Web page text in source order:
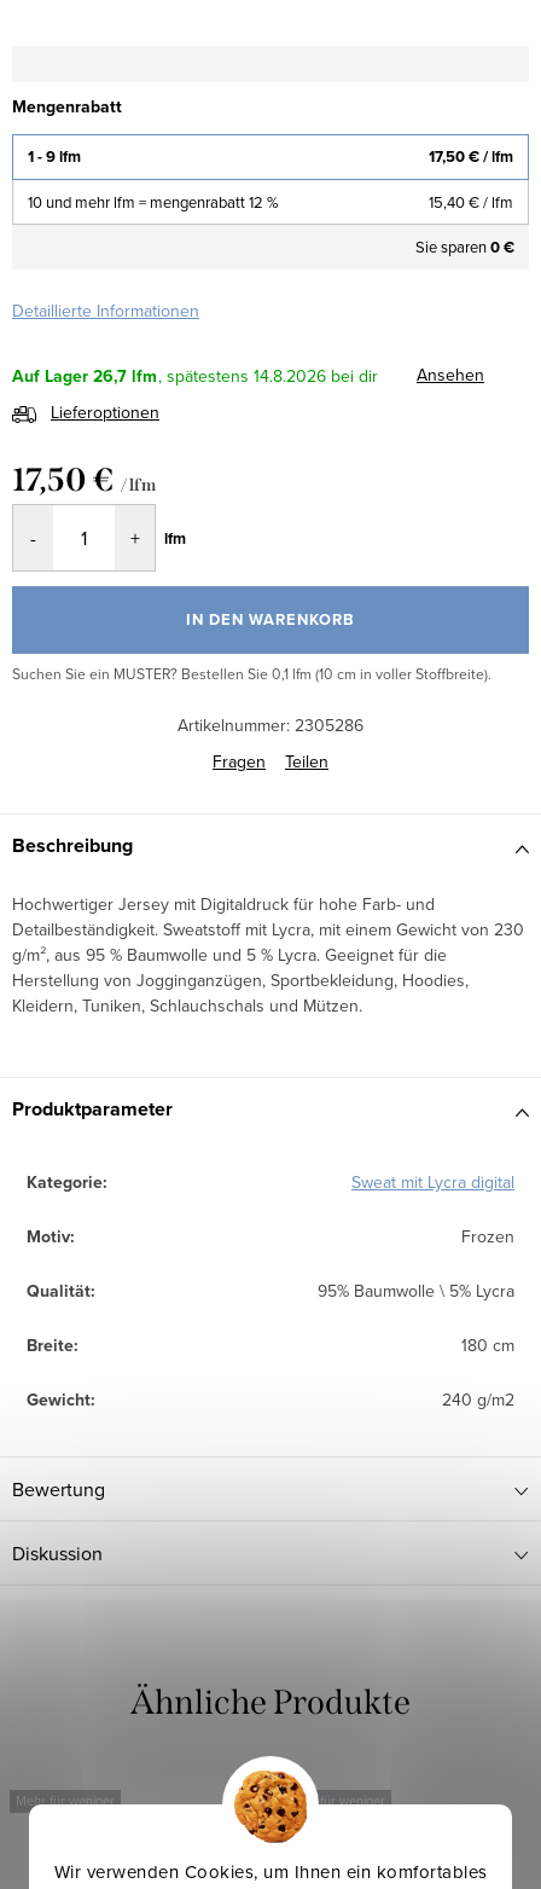
Wir verwenden Cookies, um Ihnen ein komfortables
Mengenrabatt
1 - 9 lfm 17,50 €/ lfm
10 und mehr lfm = mengenrabatt 12 % 15,40 €/ lfm
Sie sparen0 €
Detaillierte Informationen
Auf Lager 26,7 lfm 14.8.2026
Ansehen
Lieferoptionen
17,50 € / lfm
lfm
IN DEN WARENKORB
Suchen Sie ein MUSTER? Bestellen Sie 0,1 lfm (10 cm in voller Stoffbreite).
Artikelnummer: 2305286
Fragen
Teilen
Beschreibung
Hochwertiger Jersey mit Digitaldruck für hohe Farb- und
Detailbeständigkeit. Sweatstoff mit Lycra, mit einem Gewicht von 230
g/m², aus 95 % Baumwolle und 5 % Lycra. Geeignet für die
Herstellung von Jogginganzügen, Sportbekleidung, Hoodies,
Kleidern, Tuniken, Schlauchschals und Mützen.
Produktparameter
Kategorie: Sweat mit Lycra digital
Motiv: Frozen
Qualität: 95% Baumwolle \ 5% Lycra
Breite: 180 cm
Gewicht: 240 g/m2
Bewertung
Diskussion
Mehr für weniger Mehr für weniger